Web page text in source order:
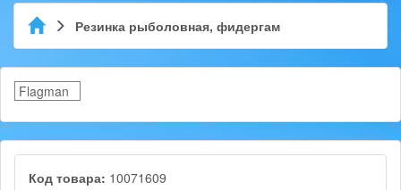
Резинка рыболовная, фидергам
Flagman
Код товара: 10071609